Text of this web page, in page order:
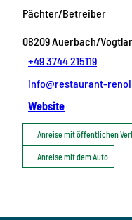
Pächter/Betreiber
08209Auerbach/
+49 3744 215119
info@restaurant-
Website
Anreise mit öffentlichen
Anreise mit dem Auto